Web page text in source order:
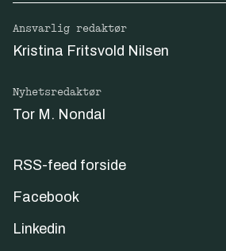
Ansvarlig redaktør
Kristina Fritsvold Nilsen
Nyhetsredaktør
Tor M. Nondal
RSS-feed forside
Facebook
Linkedin